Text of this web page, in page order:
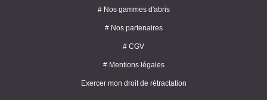
# Nos gammes d'abris
# Nos partenaires
# CGV
# Mentions légales
Exercer mon droit de rétractation